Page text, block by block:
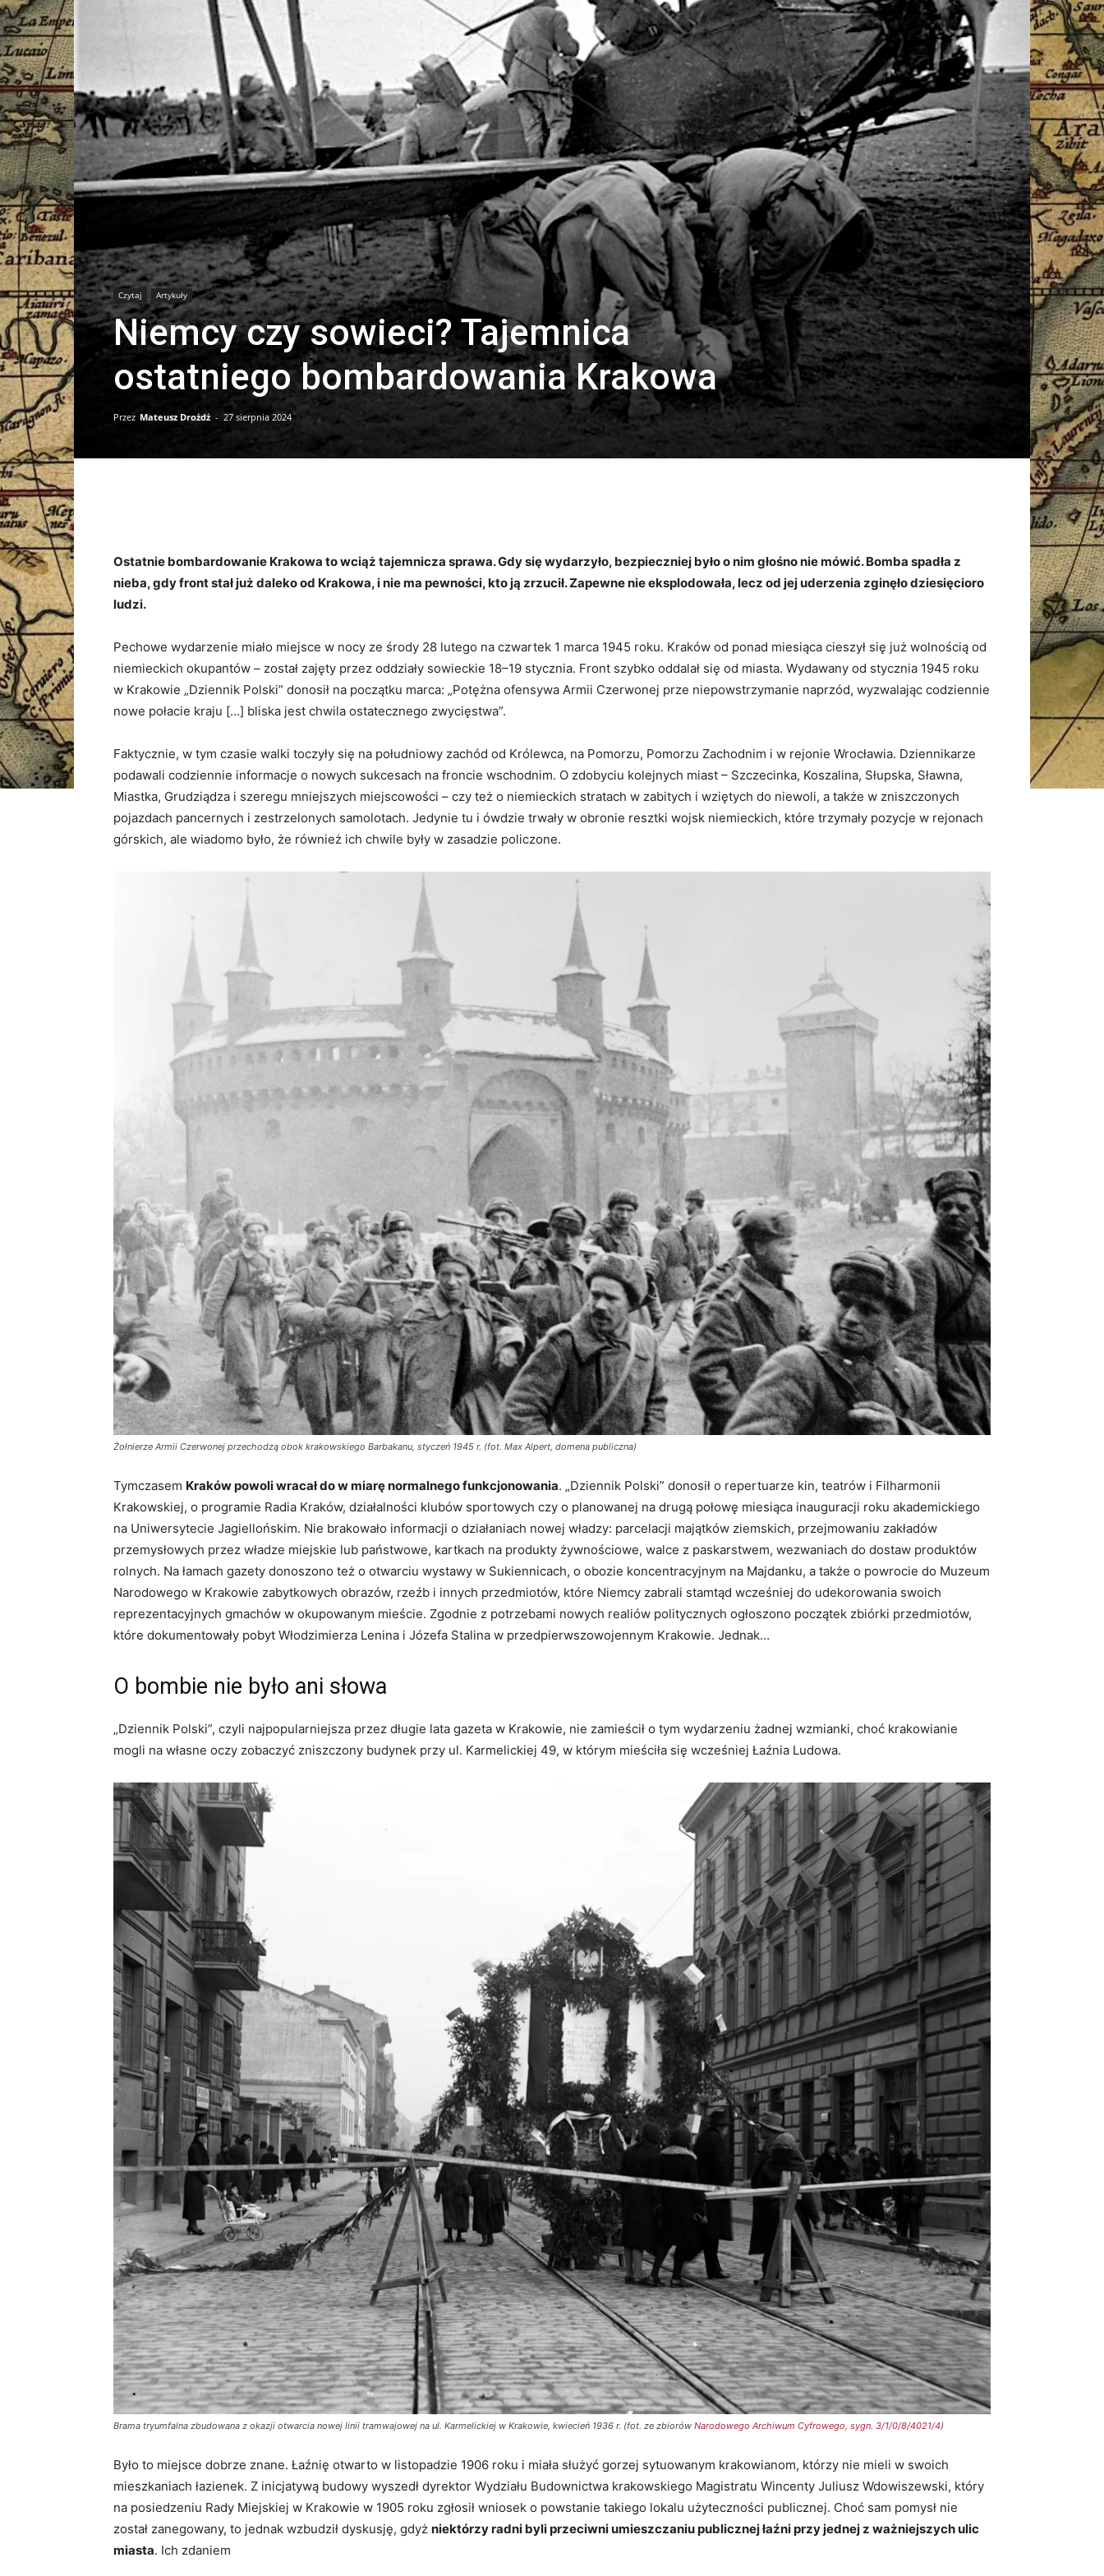
Tytus
Czytaj Artykuły
Niemcy czy sowieci? Tajemnica
ostatniego bombardowania Krakowa
Przez Mateusz Drożdż - 27 sierpnia 2024
Ostatnie bombardowanie Krakowa to wciąż tajemnicza sprawa. Gdy się wydarzyło, bezpieczniej było o nim głośno nie mówić. Bomba spadła z
nieba, gdy front stał już daleko od Krakowa, i nie ma pewności, kto ją zrzucił. Zapewne nie eksplodowała, lecz od jej uderzenia zginęło dziesięcioro
ludzi.
Pechowe wydarzenie miało miejsce w nocy ze środy 28 lutego na czwartek 1 marca 1945 roku. Kraków od ponad miesiąca cieszył się już wolnością od
niemieckich okupantów – został zajęty przez oddziały sowieckie 18–19 stycznia. Front szybko oddalał się od miasta. Wydawany od stycznia 1945 roku
w Krakowie „Dziennik Polski” donosił na początku marca: „Potężna ofensywa Armii Czerwonej prze niepowstrzymanie naprzód, wyzwalając codziennie
nowe połacie kraju […] bliska jest chwila ostatecznego zwycięstwa”.
Faktycznie, w tym czasie walki toczyły się na południowy zachód od Królewca, na Pomorzu, Pomorzu Zachodnim i w rejonie Wrocławia. Dziennikarze
podawali codziennie informacje o nowych sukcesach na froncie wschodnim. O zdobyciu kolejnych miast – Szczecinka, Koszalina, Słupska, Sławna,
Miastka, Grudziądza i szeregu mniejszych miejscowości – czy też o niemieckich stratach w zabitych i wziętych do niewoli, a także w zniszczonych
pojazdach pancernych i zestrzelonych samolotach. Jedynie tu i ówdzie trwały w obronie resztki wojsk niemieckich, które trzymały pozycje w rejonach
górskich, ale wiadomo było, że również ich chwile były w zasadzie policzone.
Żołnierze Armii Czerwonej przechodzą obok krakowskiego Barbakanu, styczeń 1945 r. (fot. Max Alpert, domena publiczna)
Tymczasem Kraków powoli wracał do w miarę normalnego funkcjonowania. „Dziennik Polski” donosił o repertuarze kin, teatrów i Filharmonii
Krakowskiej, o programie Radia Kraków, działalności klubów sportowych czy o planowanej na drugą połowę miesiąca inauguracji roku akademickiego
na Uniwersytecie Jagiellońskim. Nie brakowało informacji o działaniach nowej władzy: parcelacji majątków ziemskich, przejmowaniu zakładów
przemysłowych przez władze miejskie lub państwowe, kartkach na produkty żywnościowe, walce z paskarstwem, wezwaniach do dostaw produktów
rolnych. Na łamach gazety donoszono też o otwarciu wystawy w Sukiennicach, o obozie koncentracyjnym na Majdanku, a także o powrocie do Muzeum
Narodowego w Krakowie zabytkowych obrazów, rzeźb i innych przedmiotów, które Niemcy zabrali stamtąd wcześniej do udekorowania swoich
reprezentacyjnych gmachów w okupowanym mieście. Zgodnie z potrzebami nowych realiów politycznych ogłoszono początek zbiórki przedmiotów,
które dokumentowały pobyt Włodzimierza Lenina i Józefa Stalina w przedpierwszowojennym Krakowie. Jednak…
O bombie nie było ani słowa
„Dziennik Polski”, czyli najpopularniejsza przez długie lata gazeta w Krakowie, nie zamieścił o tym wydarzeniu żadnej wzmianki, choć krakowianie
mogli na własne oczy zobaczyć zniszczony budynek przy ul. Karmelickiej 49, w którym mieściła się wcześniej Łaźnia Ludowa.
Brama tryumfalna zbudowana z okazji otwarcia nowej linii tramwajowej na ul. Karmelickiej w Krakowie, kwiecień 1936 r. (fot. ze zbiorów Narodowego Archiwum Cyfrowego, sygn. 3/1/0/8/4021/4)
Było to miejsce dobrze znane. Łaźnię otwarto w listopadzie 1906 roku i miała służyć gorzej sytuowanym krakowianom, którzy nie mieli w swoich
mieszkaniach łazienek. Z inicjatywą budowy wyszedł dyrektor Wydziału Budownictwa krakowskiego Magistratu Wincenty Juliusz Wdowiszewski, który
na posiedzeniu Rady Miejskiej w Krakowie w 1905 roku zgłosił wniosek o powstanie takiego lokalu użyteczności publicznej. Choć sam pomysł nie
został zanegowany, to jednak wzbudził dyskusję, gdyż niektórzy radni byli przeciwni umieszczaniu publicznej łaźni przy jednej z ważniejszych ulic
miasta. Ich zdaniem